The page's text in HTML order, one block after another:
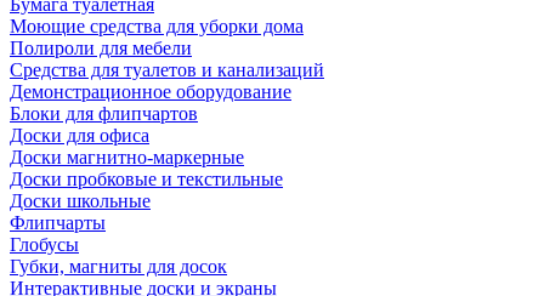
Бумага туалетная
Моющие средства для уборки дома
Полироли для мебели
Средства для туалетов и канализаций
Демонстрационное оборудование
Блоки для флипчартов
Доски для офиса
Доски магнитно-маркерные
Доски пробковые и текстильные
Доски школьные
Флипчарты
Глобусы
Губки, магниты для досок
Интерактивные доски и экраны